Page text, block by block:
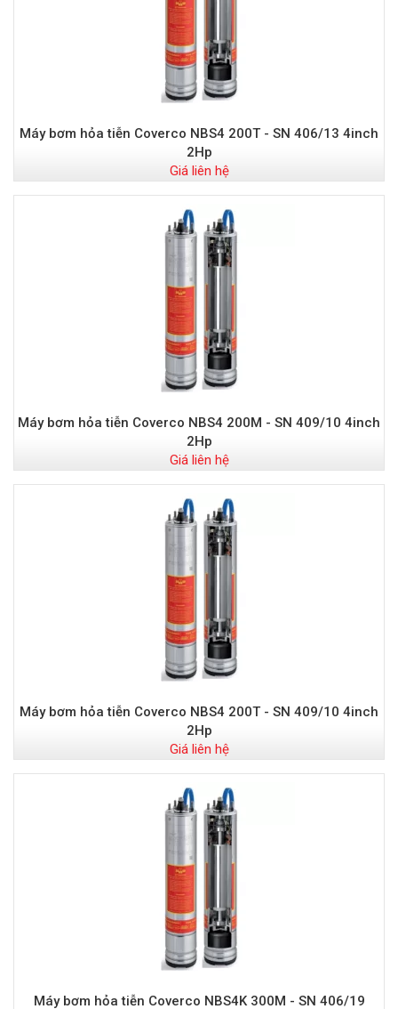
Máy bơm hỏa tiễn Coverco NBS4 200T - SN 406/13 4inch
2Hp
Giá liên hệ
Máy bơm hỏa tiễn Coverco NBS4 200M - SN 409/10 4inch
2Hp
Giá liên hệ
Máy bơm hỏa tiễn Coverco NBS4 200T - SN 409/10 4inch
2Hp
Giá liên hệ
Máy bơm hỏa tiễn Coverco NBS4K 300M - SN 406/19